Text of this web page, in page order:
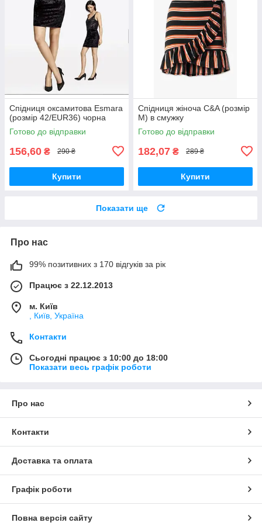
Спідниця оксамитова Esmara
(розмір 42/EUR36) чорна
Готово до відправки
156,60 ₴ 290 ₴
Купити
Спідниця жіноча C&A (розмір
М) в смужку
Готово до відправки
182,07 ₴ 289 ₴
Купити
Показати ще
Про нас
99% позитивних з 170 відгуків за рік
Працює з 22.12.2013
м. Київ
, Київ, Україна
Контакти
Сьогодні працює з 10:00 до 18:00
Показати весь графік роботи
Про нас
Контакти
Доставка та оплата
Графік роботи
Повна версія сайту